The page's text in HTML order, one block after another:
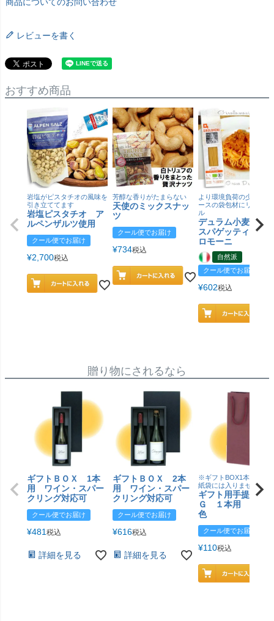
商品についてのお問い合わせ
レビューを書く
おすすめ商品
岩塩がピスタチオの風味を
引き立ててます
岩塩ピスタチオ ア
ルペンザルツ使用
クール便でお届け
¥2,700税込
芳醇な香りがたまらない
天使のミックスナッ
ツ
クール便でお届け
¥734税込
より環境負荷の少ない紙
ースの袋包材にリニュー
ル
デュラム小麦 有
スパゲッティ／ジ
ロモーニ
自然派
クール便でお届け
¥602税込
贈り物にされるなら
ギフトＢＯＸ 1本
用 ワイン・スパー
クリング対応可
クール便でお届け
¥481 税込
詳細を見る
ギフトＢＯＸ 2本
用 ワイン・スパー
クリング対応可
クール便でお届け
¥616税込
詳細を見る
※ギフトBOX1本用はこ
紙袋には入りません
ギフト用手提げＢ
Ｇ １本用 エン
色
クール便でお届け
¥110税込